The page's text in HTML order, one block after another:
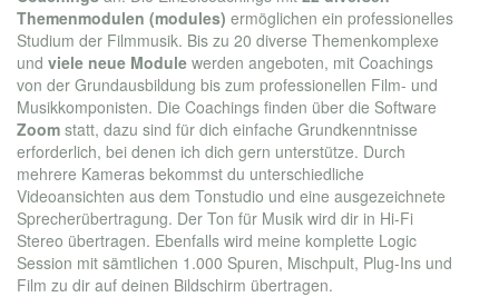
Themenmodulen (modules) ermöglichen ein professionelles
Studium der Filmmusik. Bis zu 20 diverse Themenkomplexe
und viele neue Module werden angeboten, mit Coachings
von der Grundausbildung bis zum professionellen Film- und
Musikkomponisten. Die Coachings finden über die Software
Zoom statt, dazu sind für dich einfache Grundkenntnisse
erforderlich, bei denen ich dich gern unterstütze. Durch
mehrere Kameras bekommst du unterschiedliche
Videoansichten aus dem Tonstudio und eine ausgezeichnete
Sprecherübertragung. Der Ton für Musik wird dir in Hi-Fi
Stereo übertragen. Ebenfalls wird meine komplette Logic
Session mit sämtlichen 1.000 Spuren, Mischpult, Plug-Ins und
Film zu dir auf deinen Bildschirm übertragen.